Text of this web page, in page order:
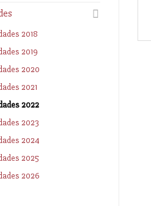
2018
2019
2020
2021
2022
2023
2024
2025
2026